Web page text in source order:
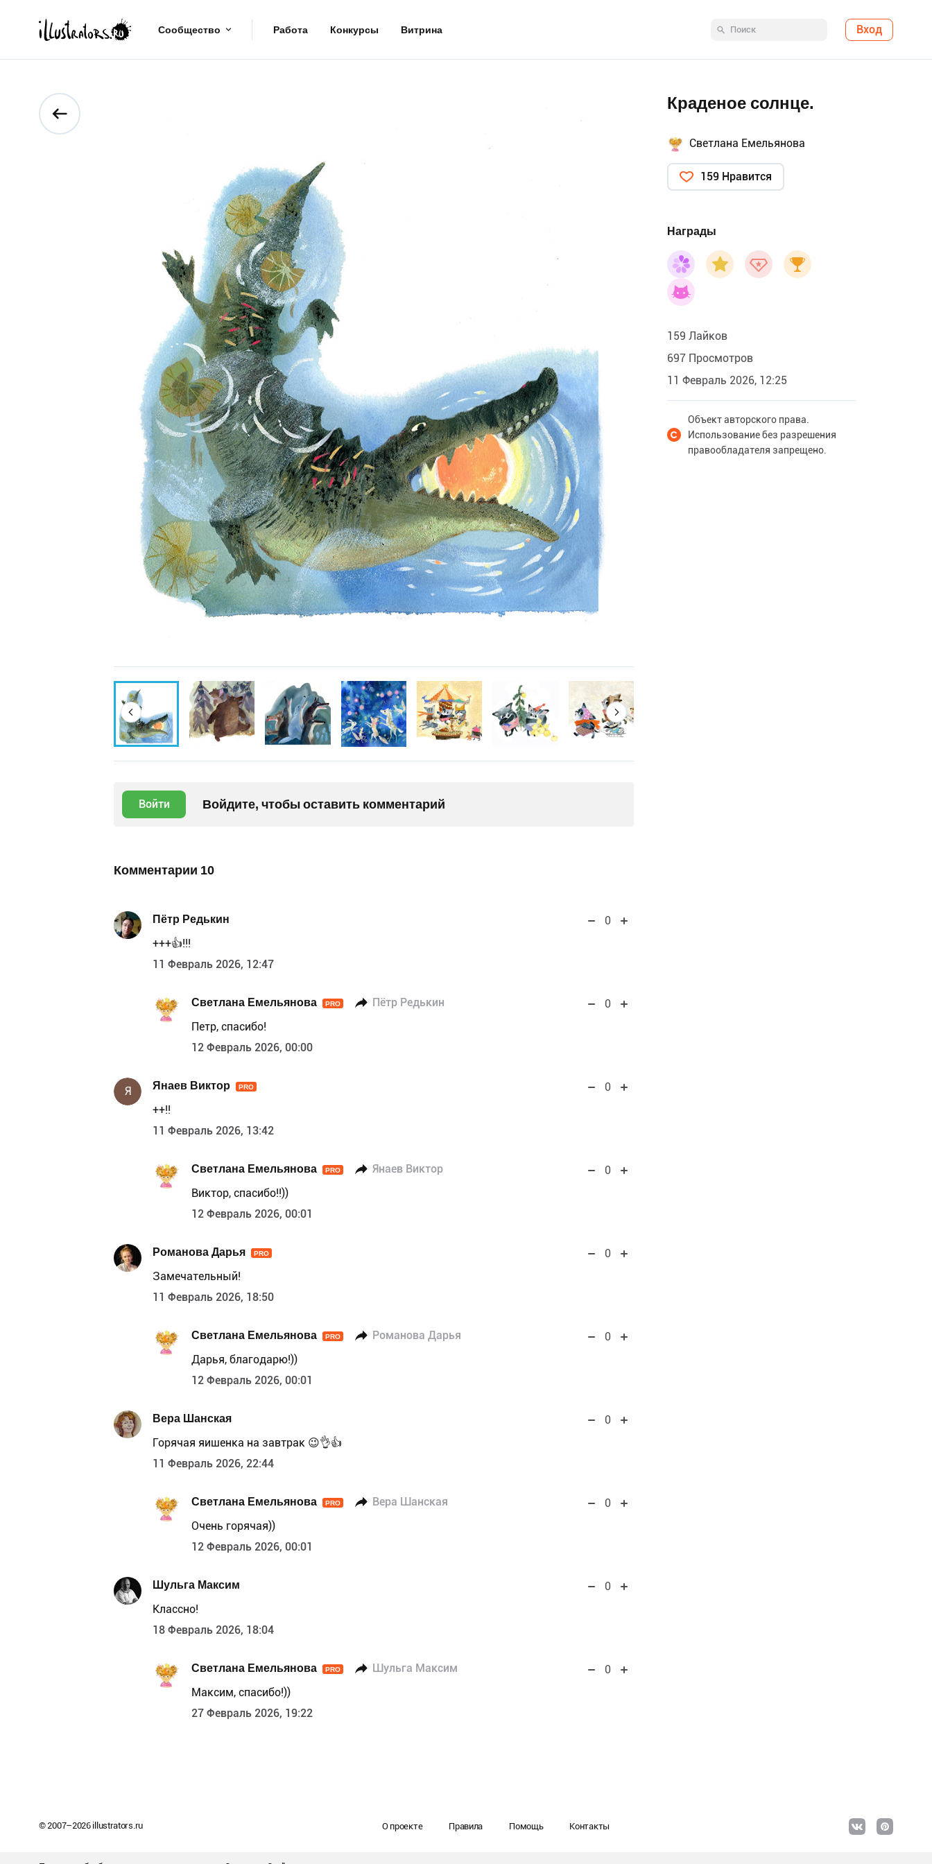
Сообщество Работа Конкурсы Витрина Вход
Войти Войдите, чтобы оставить комментарий
Комментарии 10
Пётр Редькин
0
+++👍!!!
11 Февраль 2026, 12:47
Светлана Емельянова PRO Пётр Редькин
0
Петр, спасибо!
12 Февраль 2026, 00:00
Я Янаев Виктор PRO
0
++!!
11 Февраль 2026, 13:42
Светлана Емельянова PRO Янаев Виктор
0
Виктор, спасибо!!))
12 Февраль 2026, 00:01
Романова Дарья PRO
0
Замечательный!
11 Февраль 2026, 18:50
Светлана Емельянова PRO Романова Дарья
0
Дарья, благодарю!))
12 Февраль 2026, 00:01
Вера Шанская
0
Горячая яишенка на завтрак 😉👌👍
11 Февраль 2026, 22:44
Светлана Емельянова PRO Вера Шанская
0
Очень горячая))
12 Февраль 2026, 00:01
Шульга Максим
0
Классно!
18 Февраль 2026, 18:04
Светлана Емельянова PRO Шульга Максим
0
Максим, спасибо!))
27 Февраль 2026, 19:22
Краденое солнце.
Светлана Емельянова
159 Нравится
Награды
159 Лайков
697 Просмотров
11 Февраль 2026, 12:25
Объект авторского права.
Использование без разрешения
правообладателя запрещено.
© 2007–2026illustrators.ru О проекте Правила Помощь Контакты